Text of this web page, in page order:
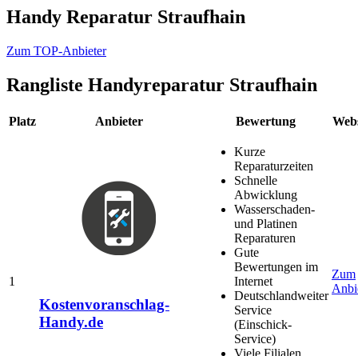
Handy Reparatur Straufhain
Zum TOP-Anbieter
Rangliste Handyreparatur Straufhain
Platz Anbieter Bewertung
1
Kostenvoranschlag-
Handy.de
Kurze
Reparaturzeiten
Schnelle
Abwicklung
Wasserschaden-
und Platinen
Reparaturen
Gute
Bewertungen im
Internet
Deutschlandweiter
Service
(Einschick-
Service)
Viele Filialen
Zum